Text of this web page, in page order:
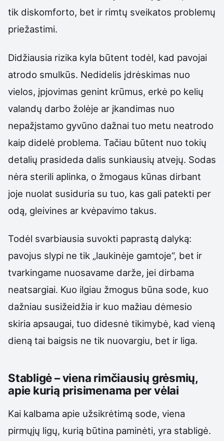
tik diskomforto, bet ir rimtų sveikatos problemų
priežastimi.
Didžiausia rizika kyla būtent todėl, kad pavojai
atrodo smulkūs. Nedidelis įdrėskimas nuo
vielos, įpjovimas genint krūmus, erkė po kelių
valandų darbo žolėje ar įkandimas nuo
nepažįstamo gyvūno dažnai tuo metu neatrodo
kaip didelė problema. Tačiau būtent nuo tokių
detalių prasideda dalis sunkiausių atvejų. Sodas
nėra sterili aplinka, o žmogaus kūnas dirbant
joje nuolat susiduria su tuo, kas gali patekti per
odą, gleivines ar kvėpavimo takus.
Todėl svarbiausia suvokti paprastą dalyką:
pavojus slypi ne tik „laukinėje gamtoje“, bet ir
tvarkingame nuosavame darže, jei dirbama
neatsargiai. Kuo ilgiau žmogus būna sode, kuo
dažniau susižeidžia ir kuo mažiau dėmesio
skiria apsaugai, tuo didesnė tikimybė, kad vieną
dieną tai baigsis ne tik nuovargiu, bet ir liga.
Stabligė – viena rimčiausių grėsmių,
apie kurią prisimenama per vėlai
Kai kalbama apie užsikrėtimą sode, viena
pirmųjų ligų, kurią būtina paminėti, yra stabligė.